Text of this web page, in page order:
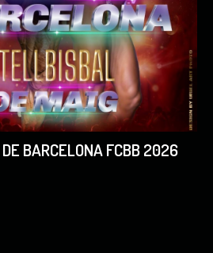
BARCELONA FCBB 2026